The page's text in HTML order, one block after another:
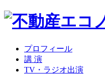
プロフィール
講 演
TV・ラジオ出演